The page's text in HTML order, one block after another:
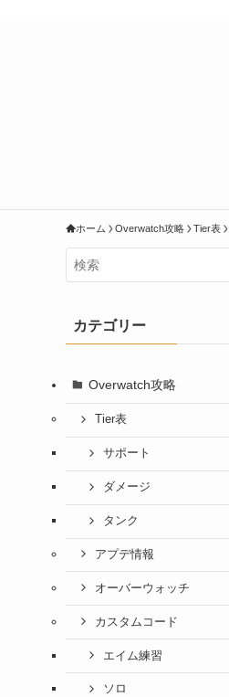
ホーム Overwatch攻略 Tier表
カテゴリー
Overwatch攻略
Tier表
サポート
ダメージ
タンク
アプデ情報
オーバーウォッチ
カスタムコード
エイム練習
ソロ